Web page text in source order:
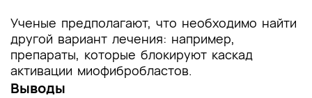
Ученые предполагают, что необходимо найти
другой вариант лечения: например,
препараты, которые блокируют каскад
активации миофибробластов.
Выводы